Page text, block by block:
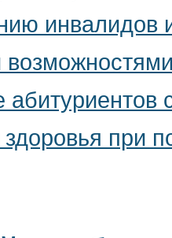
инвалидов
при